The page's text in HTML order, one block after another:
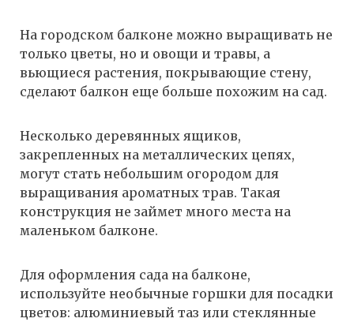
На городском балконе можно выращивать не
только цветы, но и овощи и травы, а
вьющиеся растения, покрывающие стену,
сделают балкон еще больше похожим на сад.
Несколько деревянных ящиков,
закрепленных на металлических цепях,
могут стать небольшим огородом для
выращивания ароматных трав. Такая
конструкция не займет много места на
маленьком балконе.
Для оформления сада на балконе,
используйте необычные горшки для посадки
цветов: алюминиевый таз или стеклянные